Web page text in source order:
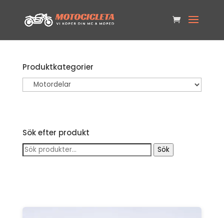
Produktkategorier
Sök efter produkt
Sök
Sök